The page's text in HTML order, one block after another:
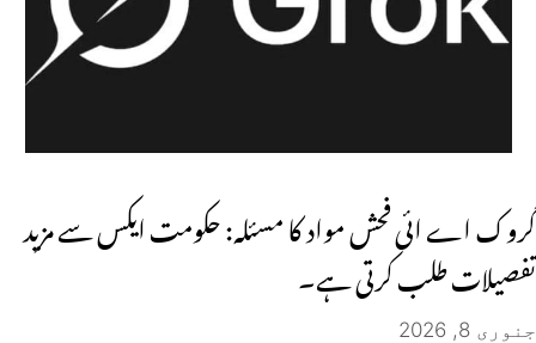
گروک اے ائی فحش مواد کا مسئلہ: حکومت ایکس سے مزید
تفصیلات طلب کرتی ہے۔
جنوری 8, 2026